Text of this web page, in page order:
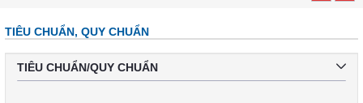
TIÊU CHUẨN, QUY CHUẨN
TIÊU CHUẨN/QUY CHUẨN